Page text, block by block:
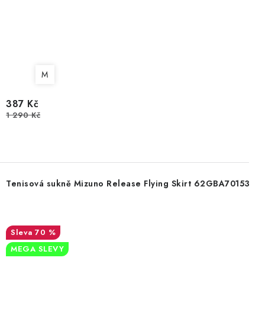
M
387 Kč
1 290 Kč
Tenisová sukně Mizuno Release Flying Skirt 62GBA70153
70 %
MEGA SLEVY